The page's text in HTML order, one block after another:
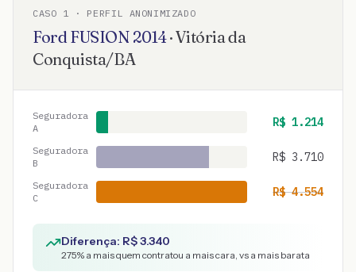
CASO 1 · PERFIL ANONIMIZADO
Ford FUSION 2014·Vitória da
Conquista/BA
Seguradora
A
R$ 1.214
Seguradora
B
R$ 3.710
Seguradora
C
R$4.554
Diferença: R$3.340
275% a mais quem contratou a mais cara, vs a mais barata